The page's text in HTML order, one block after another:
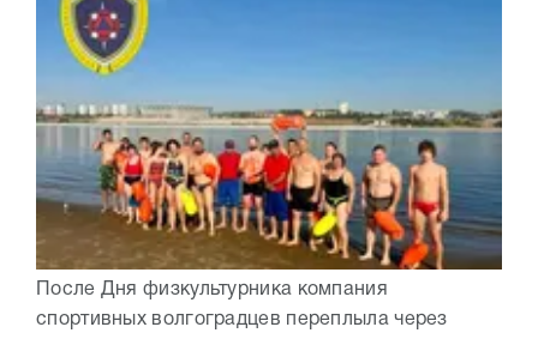
После Дня физкультурника компания
спортивных волгоградцев переплыла через